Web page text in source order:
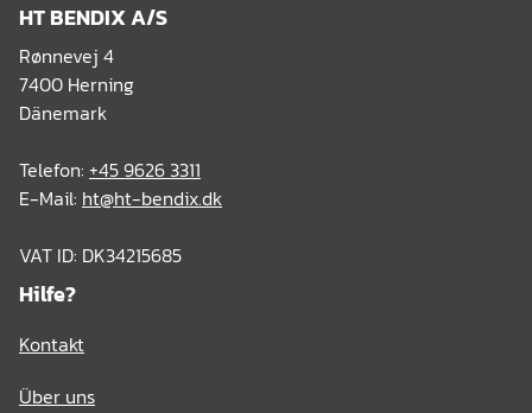
HT BENDIX A/S
Rønnevej 4
7400 Herning
Dänemark
Telefon: +45 9626 3311
E-Mail: ht@ht-bendix.dk
VAT ID: DK34215685
Hilfe?
Kontakt
Über uns